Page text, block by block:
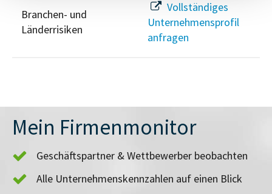
Branchen- und
Länderrisiken
Vollständiges
Unternehmensprofil
anfragen
Mein Firmenmonitor
Geschäftspartner & Wettbewerber beobachten
Alle Unternehmenskennzahlen auf einen Blick